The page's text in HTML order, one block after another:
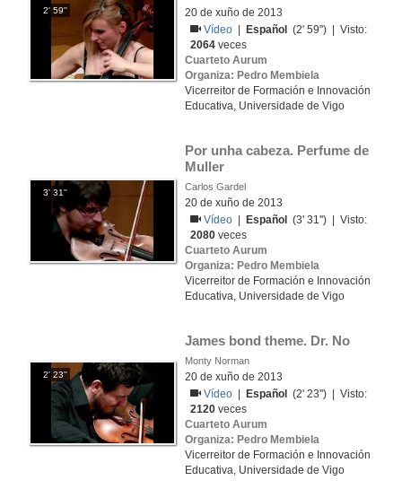
2' 59''
20 de xuño de 2013
Vídeo
Español
(2' 59'') | Visto:
2064 veces
Cuarteto Aurum
Organiza: Pedro Membiela
Vicerreitor de Formación e Innovación
Educativa, Universidade de Vigo
3' 31''
Por unha cabeza. Perfume de
Muller
Carlos Gardel
20 de xuño de 2013
Vídeo
Español
(3' 31'') | Visto:
2080 veces
Cuarteto Aurum
Organiza: Pedro Membiela
Vicerreitor de Formación e Innovación
Educativa, Universidade de Vigo
2' 23''
James bond theme. Dr. No
Monty Norman
20 de xuño de 2013
Vídeo
Español
(2' 23'') | Visto:
2120 veces
Cuarteto Aurum
Organiza: Pedro Membiela
Vicerreitor de Formación e Innovación
Educativa, Universidade de Vigo